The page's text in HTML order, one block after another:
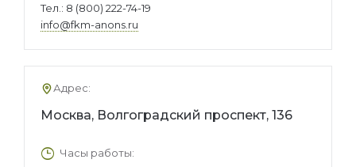
Тел.: 8 (800) 222-74-19
info@fkm-anons.ru
Адрес:
Москва, Волгоградский проспект, 136
Часы работы: